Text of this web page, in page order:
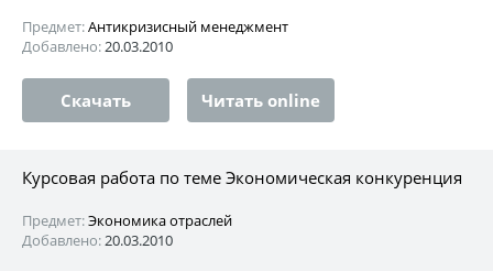
Предмет:Антикризисный менеджмент
Добавлено:20.03.2010
Скачать Читать online
Курсовая работа по теме Экономическая конкуренция
Предмет:Экономика отраслей
Добавлено:20.03.2010